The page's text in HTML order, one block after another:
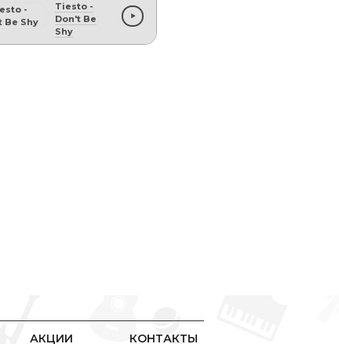
Tiesto -
Don't Be
Shy
АКЦИИ КОНТАКТЫ